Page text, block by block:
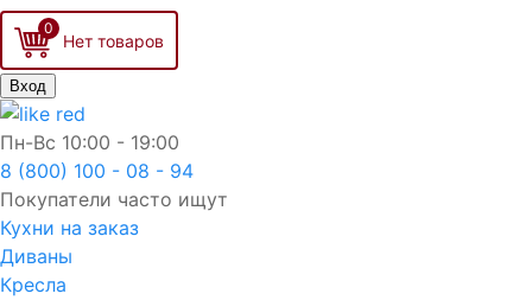
0
Вход
Пн-Вс 10:00 - 19:00
8 (800) 100 - 08 - 94
Покупатели часто ищут
Кухни на заказ
Диваны
Кресла